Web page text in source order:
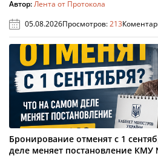
Автор:Лента от Протокола
05.08.2026Просмотров:213
Бронирование отменят с 1
деле меняет постановление КМУ